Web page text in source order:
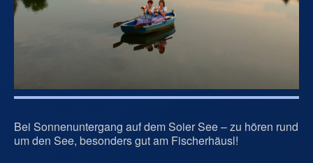
Bei Sonnenuntergang auf dem Soier See – zu hören rund
um den See, besonders gut am Fischerhäusl!